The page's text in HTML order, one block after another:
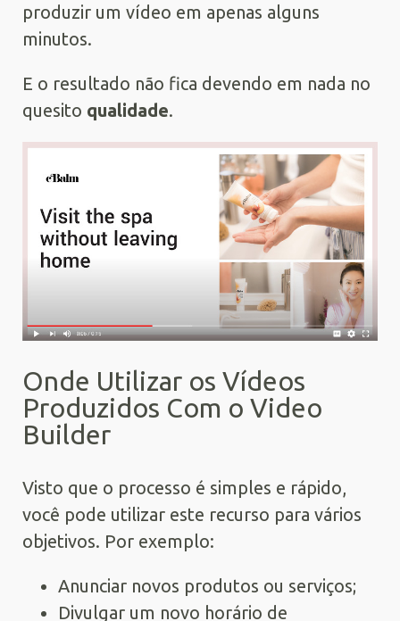
produzir um vídeo em apenas alguns
minutos.
E o resultado não fica devendo em nada no
quesito qualidade.
Onde Utilizar os Vídeos
Produzidos Com o Video
Builder
Visto que o processo é simples e rápido,
você pode utilizar este recurso para vários
objetivos. Por exemplo:
Anunciar novos produtos ou serviços;
Divulgar um novo horário de